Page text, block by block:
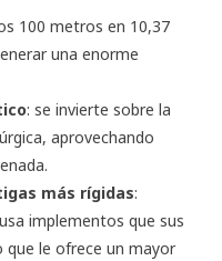
100 metros en 10,37
una enorme
: se invierte sobre la
aprovechando
más rígidas:
implementos que sus
que le ofrece un mayor